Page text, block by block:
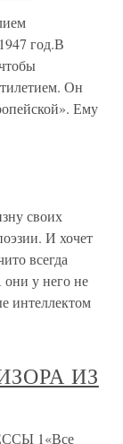
год.В
Он
Ему
своих
И хочет
всегда
они у него не
интеллектом
ИЗ
1«Все